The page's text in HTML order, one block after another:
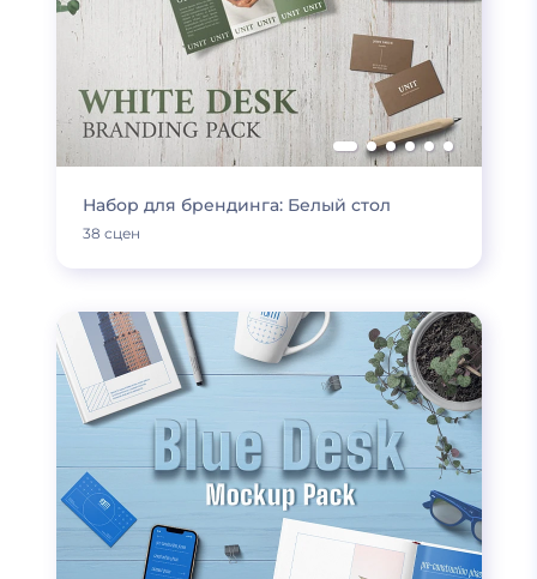
Набор для брендинга: Белый стол
38 сцен